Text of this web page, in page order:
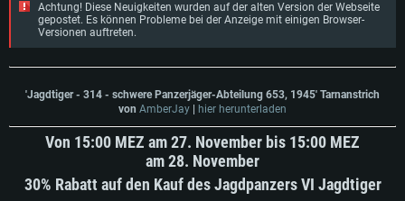
Achtung! Diese Neuigkeiten wurden auf der alten Version der Webseite
gepostet. Es können Probleme bei der Anzeige mit einigen Browser-
Versionen auftreten.
'Jagdtiger - 314 - schwere Panzerjäger-Abteilung 653, 1945' Tarnanstrich
von AmberJay hier herunterladen
Von 15:00 MEZ am 27. November bis 15:00 MEZ
am 28. November
30% Rabatt auf den Kauf des Jagdpanzers VI Jagdtiger